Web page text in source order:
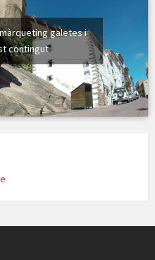
galetes i
contingut